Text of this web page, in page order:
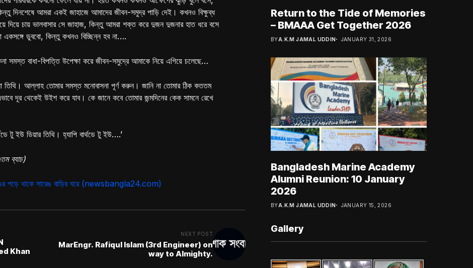
দিনশেষে আমরা একই জাহাজে আমাদের জীবন-সমুদ্র পাড়ি দেই। কখনও বিক্ষুব্ধ
দিয়ে চায় ভালবাসার সে জাহাজ, কিন্তু আমরা শক্ত করে দুজন দুজনার হাত ধরে বসে
একসঙ্গে ডুববো, কিন্তু কখনও বিচ্ছিন্ন হব না….
সমস্ত বাধা-বিপত্তি উপেক্ষা করে জীবন-সমুদ্রে আমাকে নিয়ে এগিয়ে চলেছে…
আল্লাহ তোমার সমস্ত মনোবাসনা পূর্ণ করুন। জানি না তোমার ঠিক কততম
দূর থেকেই উইশ করে যাব। কে জানে কবে তোমার জন্মদিনের কেক সামনে রেখে
টু ইউ ডিয়ার তিথি। হ্যাপি বার্থডে টু ইউ….’
ব্যাচ)
পড়ে থাকে সারেঙ বাড়ির ঘরে (newsbangla24.com)
NEXT POST
MarEngr. Rafiqul Islam (3rd Engineer) on
way to Almighty.
Return to the Tide of Memories
– BMAAA Get Together 2026
BYA.K.M JAMAL UDDIN JANUARY 31, 2026
Bangladesh Marine Academy
Alumni Reunion: 10 January
2026
BYA.K.M JAMAL UDDIN JANUARY 15, 2026
Gallery